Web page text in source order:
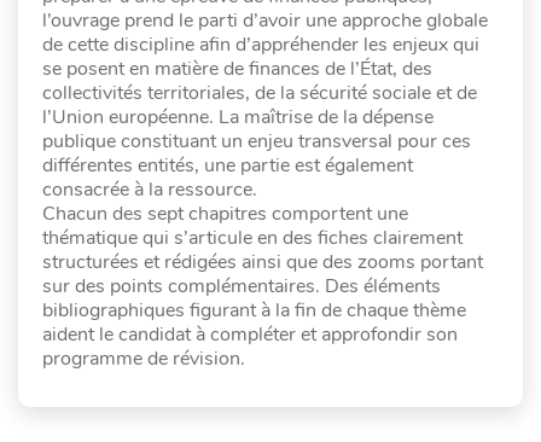
l’ouvrage prend le parti d’avoir une approche globale
de cette discipline afin d’appréhender les enjeux qui
se posent en matière de finances de l’État, des
collectivités territoriales, de la sécurité sociale et de
l’Union européenne. La maîtrise de la dépense
publique constituant un enjeu transversal pour ces
différentes entités, une partie est également
consacrée à la ressource.
Chacun des sept chapitres comportent une
thématique qui s’articule en des fiches clairement
structurées et rédigées ainsi que des zooms portant
sur des points complémentaires. Des éléments
bibliographiques figurant à la fin de chaque thème
aident le candidat à compléter et approfondir son
programme de révision.